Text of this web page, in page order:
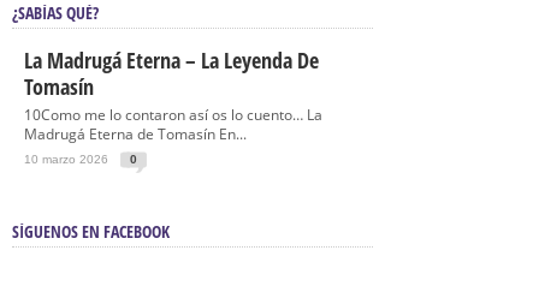
¿SABÍAS QUÉ?
La Madrugá Eterna – La Leyenda De
Tomasín
10Como me lo contaron así os lo cuento… La
Madrugá Eterna de Tomasín En...
10 marzo 2026 0
SÍGUENOS EN FACEBOOK